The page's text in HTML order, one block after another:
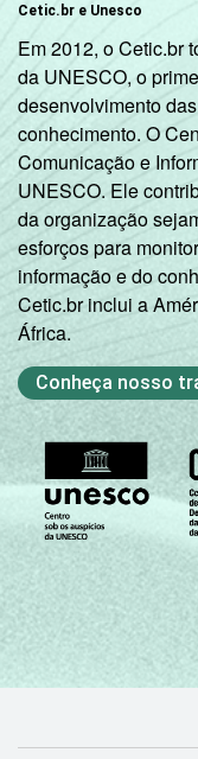
Cetic.br e Unesco
Em 2012, o Cetic.br
da UNESCO, o
desenvolvimento
conhecimento. O
Comunicação e
UNESCO. Ele
da organização
esforços para
informação e do
Cetic.br inclui a
África.
Conheça nosso